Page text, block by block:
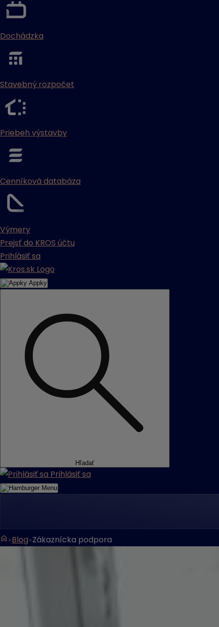
Dochádzka
Stavebný rozpočet
Priebeh výstavby
Cenníková databáza
Výmery
Prejsť do KROS účtu
Prihlásiť sa
Appky
Hľadať
Prihlásiť sa
Menu
Blog Zákaznícka podpora